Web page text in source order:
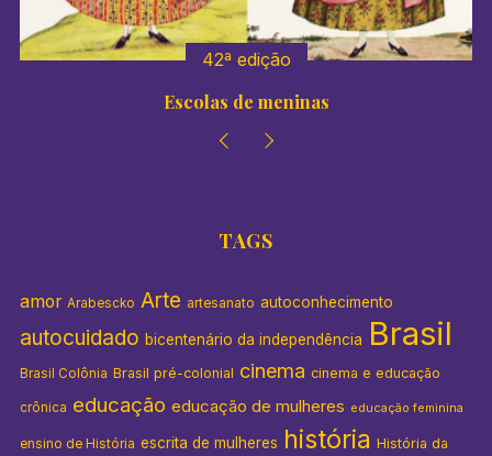
42ª edição
Escolas de meninas
TAGS
amor Arabescko Arte artesanato autoconhecimento
autocuidado bicentenário da independência Brasil
Brasil Colônia Brasil pré-colonial cinema cinema e educação
crônica educação educação de mulheres educação feminina
ensino de História escrita de mulheres história História da